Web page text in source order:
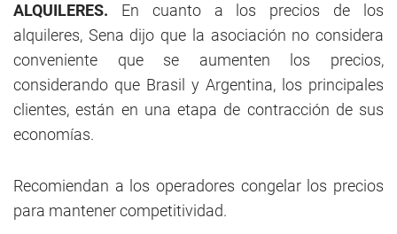
ALQUILERES. En cuanto a los precios de los
alquileres, Sena dijo que la asociación no considera
conveniente que se aumenten los precios,
considerando que Brasil y Argentina, los principales
clientes, están en una etapa de contracción de sus
economías.
Recomiendan a los operadores congelar los precios
para mantener competitividad.